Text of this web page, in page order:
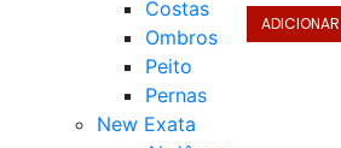
Costas
Ombros
Peito
Pernas
New Exata